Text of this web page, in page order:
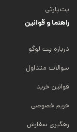
پت‌پارتی
راهنما و قوانین
درباره پت لوگو
سوالات متداول
قوانین خرید
حریم خصوصی
رهگیری سفارش